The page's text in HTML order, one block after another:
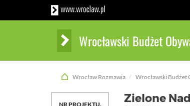
Wrocławski Budżet
Wrocław Rozmawia Wrocławski Budżet
NR PROJEKTU. Zielone